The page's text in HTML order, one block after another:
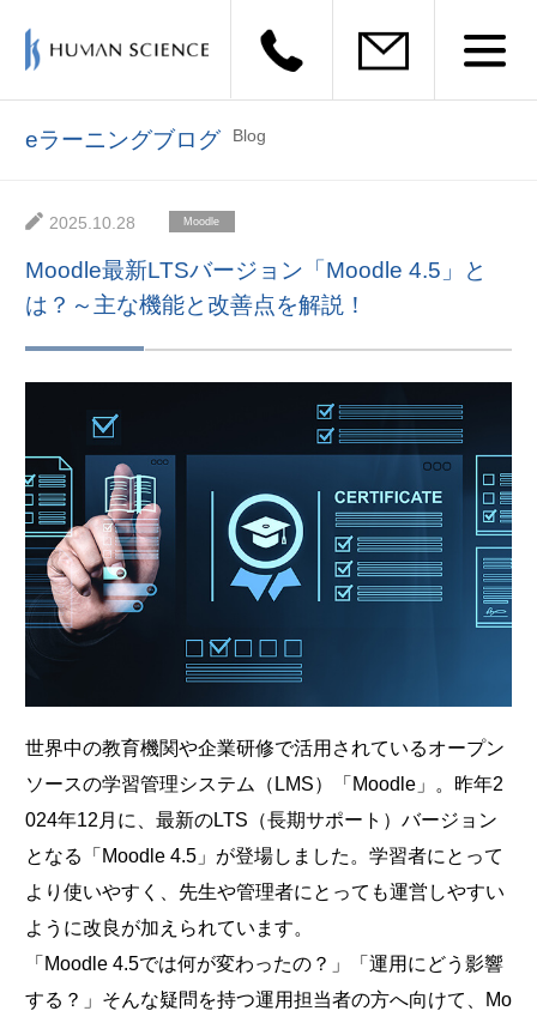
eラーニングブログ Blog
2025.10.28 Moodle
Moodle最新LTSバージョン「Moodle 4.5」と
は？～主な機能と改善点を解説！
世界中の教育機関や企業研修で活用されているオープン
ソースの学習管理システム（LMS）「Moodle」。昨年2
024年12月に、最新のLTS（長期サポート）バージョン
となる「Moodle 4.5」が登場しました。学習者にとって
より使いやすく、先生や管理者にとっても運営しやすい
ように改良が加えられています。
「Moodle 4.5では何が変わったの？」「運用にどう影響
する？」そんな疑問を持つ運用担当者の方へ向けて、Mo